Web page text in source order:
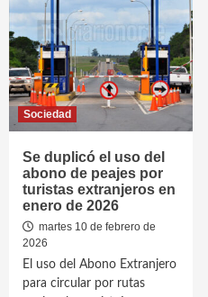
Sociedad
Se duplicó el uso del
abono de peajes por
turistas extranjeros en
enero de 2026
martes 10 de febrero de
2026
El uso del Abono Extranjero
para circular por rutas